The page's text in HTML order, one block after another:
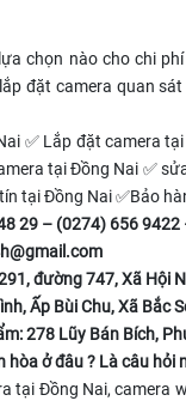
chọn nào cho chi phí
đặt camera quan
✅ Lắp đặt camera
tại Đồng Nai ✅
tại Đồng Nai ✅Bảo
29 – (0274) 656
đường 747, Xã Hội
Ấp Bùi Chu, Xã Bắc
278 Lũy Bán Bích,
hòa ở đâu ? Là câu
tại Đồng Nai, camera